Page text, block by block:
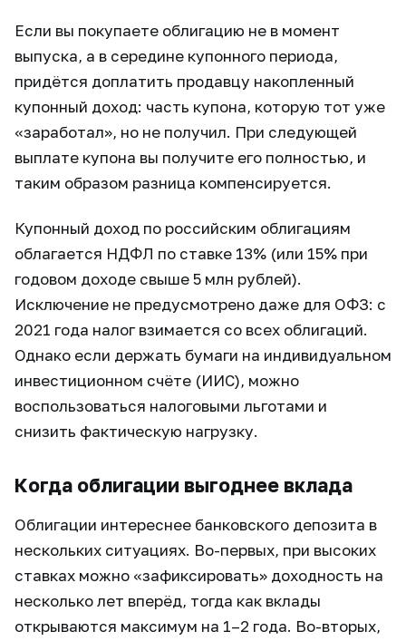
Если вы покупаете облигацию не в момент
выпуска, а в середине купонного периода,
придётся доплатить продавцу накопленный
купонный доход: часть купона, которую тот уже
«заработал», но не получил. При следующей
выплате купона вы получите его полностью, и
таким образом разница компенсируется.
Купонный доход по российским облигациям
облагается НДФЛ по ставке 13% (или 15% при
годовом доходе свыше 5 млн рублей).
Исключение не предусмотрено даже для ОФЗ: с
2021 года налог взимается со всех облигаций.
Однако если держать бумаги на индивидуальном
инвестиционном счёте (ИИС), можно
воспользоваться налоговыми льготами и
снизить фактическую нагрузку.
Когда облигации выгоднее вклада
Облигации интереснее банковского депозита в
нескольких ситуациях. Во-первых, при высоких
ставках можно «зафиксировать» доходность на
несколько лет вперёд, тогда как вклады
открываются максимум на 1–2 года. Во-вторых,